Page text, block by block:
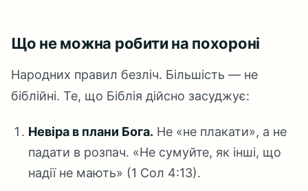
Що не можна робити на похороні
Народних правил безліч. Більшість — не
біблійні. Те, що Біблія дійсно засуджує:
Невіра в плани Бога. Не «не плакати», а не
падати в розпач. «Не сумуйте, як інші, що
надії не мають» (1 Сол 4:13).